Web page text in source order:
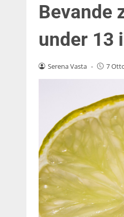
Bevande
under 13
Serena Vasta - 7